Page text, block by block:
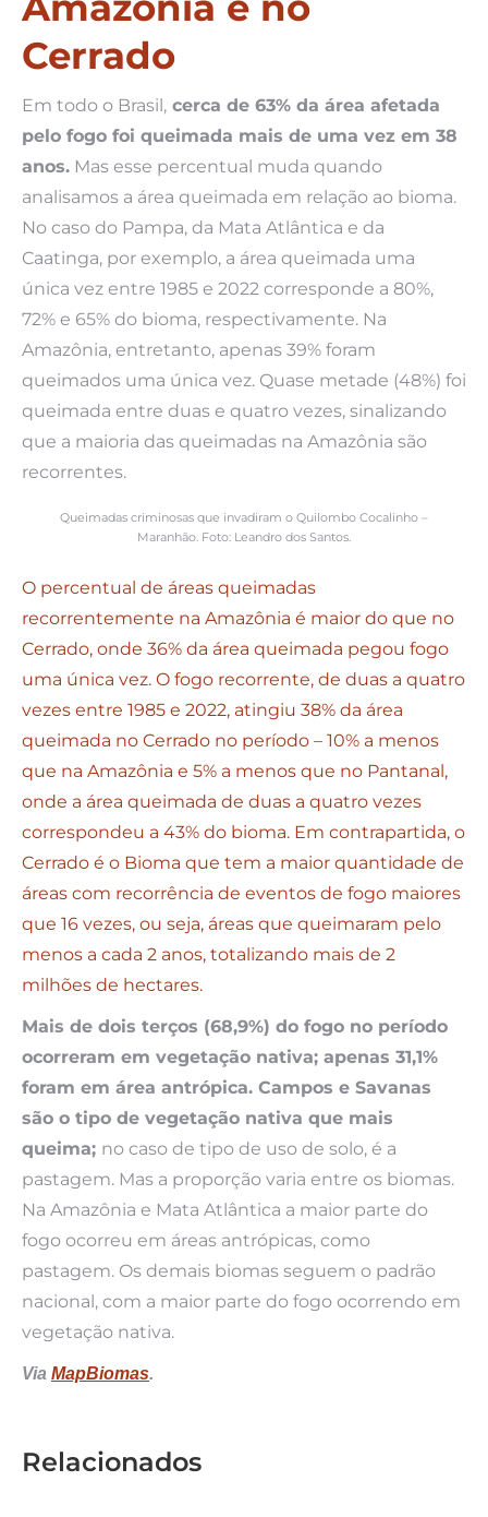
Cerrado
Em todo o Brasil, cerca de 63% da área afetada
pelo fogo foi queimada mais de uma vez em 38
anos. Mas esse percentual muda quando
analisamos a área queimada em relação ao bioma.
No caso do Pampa, da Mata Atlântica e da
Caatinga, por exemplo, a área queimada uma
única vez entre 1985 e 2022 corresponde a 80%,
72% e 65% do bioma, respectivamente. Na
Amazônia, entretanto, apenas 39% foram
queimados uma única vez. Quase metade (48%) foi
queimada entre duas e quatro vezes, sinalizando
que a maioria das queimadas na Amazônia são
recorrentes.
Queimadas criminosas que invadiram o Quilombo Cocalinho –
Maranhão. Foto: Leandro dos Santos.
O percentual de áreas queimadas
recorrentemente na Amazônia é maior do que no
Cerrado, onde 36% da área queimada pegou fogo
uma única vez. O fogo recorrente, de duas a quatro
vezes entre 1985 e 2022, atingiu 38% da área
queimada no Cerrado no período – 10% a menos
que na Amazônia e 5% a menos que no Pantanal,
onde a área queimada de duas a quatro vezes
correspondeu a 43% do bioma. Em contrapartida, o
Cerrado é o Bioma que tem a maior quantidade de
áreas com recorrência de eventos de fogo maiores
que 16 vezes, ou seja, áreas que queimaram pelo
menos a cada 2 anos, totalizando mais de 2
milhões de hectares.
Mais de dois terços (68,9%) do fogo no período
ocorreram em vegetação nativa; apenas 31,1%
foram em área antrópica. Campos e Savanas
são o tipo de vegetação nativa que mais
queima; no caso de tipo de uso de solo, é a
pastagem. Mas a proporção varia entre os biomas.
Na Amazônia e Mata Atlântica a maior parte do
fogo ocorreu em áreas antrópicas, como
pastagem. Os demais biomas seguem o padrão
nacional, com a maior parte do fogo ocorrendo em
vegetação nativa.
Via MapBiomas.
Relacionados